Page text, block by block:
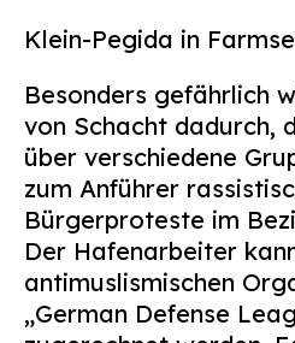
Klein-Pegida in
Besonders gefährlich
von Schacht dadurch,
über verschiedene
zum Anführer
Bürgerproteste im
Der Hafenarbeiter
antimuslismischen
„German Defense